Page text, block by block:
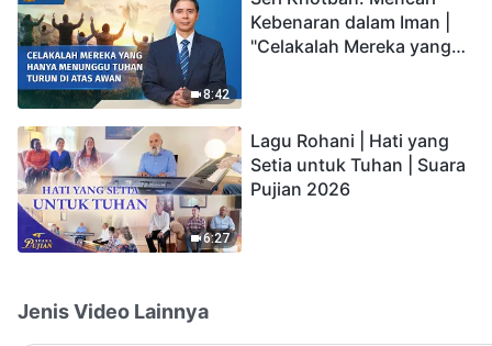
8:42
Kebenaran dalam Iman |
"Celakalah Mereka yang
6:27
Lagu Rohani | Hati yang
Setia untuk Tuhan | Suara
Pujian 2026
Jenis Video Lainnya